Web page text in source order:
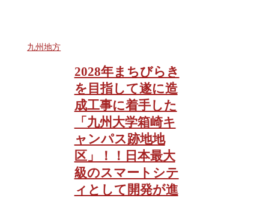
九州地方
2028年まちびらき
を目指して遂に造
成工事に着手した
「九州大学箱崎キ
ャンパス跡地地
区」！！日本最大
級のスマートシテ
ィとして開発が進